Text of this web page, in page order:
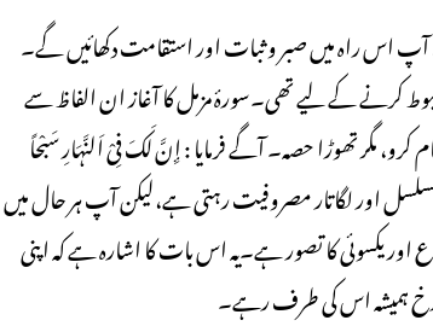
آپ اس راہ میں صبر و ثبات اور استقامت دکھائیں گے۔
کرنے کے لیے تھی۔سورۂ مزمل کا آغاز ان الفاظ سے
مگر تھوڑا حصہ۔ آگے فرمایا : إِنَّ لَکَ فِیْ اَلنَّہَارِ سَبْحاً
:۷۔۸۔ مطلب یہ کہ آپ کو دن میں مسلسل اور لگاتار مصروفیت رہتی ہے،لیکن آپ ہر حال میں
یکسوئی کا تصور ہے۔یہ اس بات کا اشارہ ہے کہ اپنی
رخ ہمیشہ اس کی طرف رہے۔